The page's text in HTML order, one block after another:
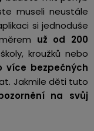
museli neustále
si jednoduše
už od 200
kroužků nebo
více bezpečných
Jakmile děti tuto
na svůj